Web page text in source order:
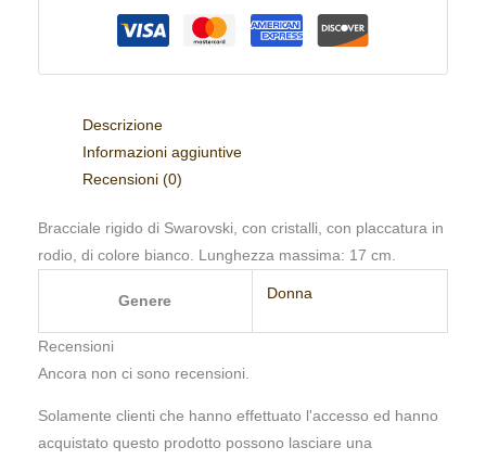
Descrizione
Informazioni aggiuntive
Recensioni (0)
Bracciale rigido di Swarovski, con cristalli, con placcatura in
rodio, di colore bianco. Lunghezza massima: 17 cm.
Genere Donna
Recensioni
Ancora non ci sono recensioni.
Solamente clienti che hanno effettuato l'accesso ed hanno
acquistato questo prodotto possono lasciare una